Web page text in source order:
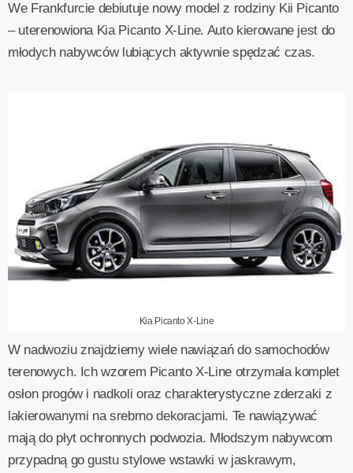
We Frankfurcie debiutuje nowy model z rodziny Kii Picanto
– uterenowiona Kia Picanto X-Line. Auto kierowane jest do
młodych nabywców lubiących aktywnie spędzać czas.
Kia Picanto X-Line
W nadwoziu znajdziemy wiele nawiązań do samochodów
terenowych. Ich wzorem Picanto X-Line otrzymała komplet
osłon progów i nadkoli oraz charakterystyczne zderzaki z
lakierowanymi na srebrno dekoracjami. Te nawiązywać
mają do płyt ochronnych podwozia. Młodszym nabywcom
przypadną go gustu stylowe wstawki w jaskrawym,